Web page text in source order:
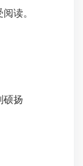
读。
硕扬